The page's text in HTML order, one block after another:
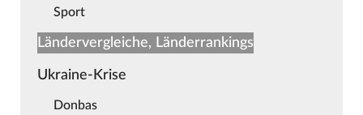
Sport
Ländervergleiche, Länderrankings
Ukraine-Krise
Donbas